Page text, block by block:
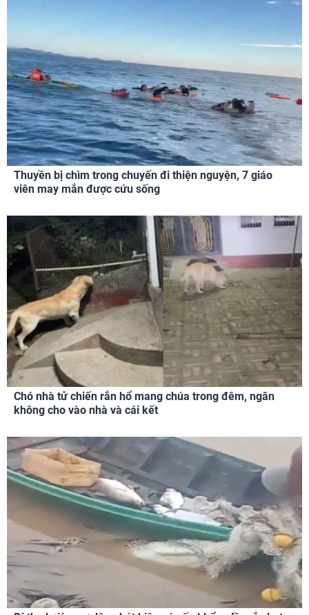
Thuyền bị chìm trong chuyến đi thiện nguyện, 7 giáo
viên may mắn được cứu sống
Chó nhà tử chiến rắn hổ mang chúa trong đêm, ngăn
không cho vào nhà và cái kết